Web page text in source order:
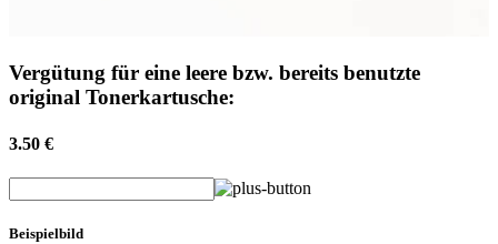
Vergütung für eine leere bzw. bereits benutzte
original Tonerkartusche:
3.50 €
Beispielbild